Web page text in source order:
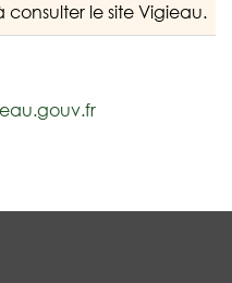
consulter le site Vigieau.